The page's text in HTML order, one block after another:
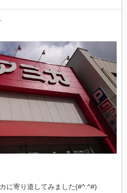
に寄り道してみました(#^.^#)